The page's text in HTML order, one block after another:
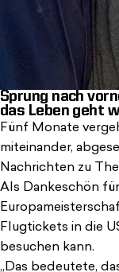
Sprung nach
das Leben geht
Fünf Monate
miteinander,
Nachrichten zu
Als Dankeschön
Flugtickets in die
besuchen kann.
„Das bedeutete,